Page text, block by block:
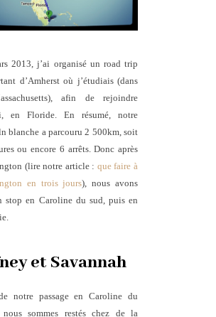
2013, j’ai organisé un road trip
d’Amherst où j’étudiais (dans
afin de rejoindre
en Floride. En résumé, notre
blanche a parcouru 2 500km, soit
ou encore 6 arrêts. Donc après
(lire notre article : que faire à
en trois jours), nous avons
stop en Caroline du sud, puis en
et Savannah
notre passage en Caroline du
nous sommes restés chez de la